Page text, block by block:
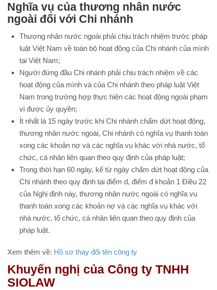
Nghĩa vụ của thương nhân nước
ngoài đối với Chi nhánh
Thương nhân nước ngoài phải chịu trách nhiệm trước pháp
luật Việt Nam về toàn bộ hoạt động của Chi nhánh của mình
tại Việt Nam;
Người đứng đầu Chi nhánh phải chịu trách nhiệm về các
hoạt động của mình và của Chi nhánh theo pháp luật Việt
Nam trong trường hợp thực hiện các hoạt động ngoài phạm
vi được ủy quyền;
Ít nhất là 15 ngày trước khi Chi nhánh chấm dứt hoạt động,
thương nhân nước ngoài, Chi nhánh có nghĩa vụ thanh toán
xong các khoản nợ và các nghĩa vụ khác với nhà nước, tổ
chức, cá nhân liên quan theo quy định của pháp luật;
Trong thời hạn 60 ngày, kể từ ngày chấm dứt hoạt động của
Chi nhánh theo quy định tại điểm d, điểm đ khoản 1 Điều 22
của Nghị định này, thương nhân nước ngoài có nghĩa vụ
thanh toán xong các khoản nợ và các nghĩa vụ khác với
nhà nước, tổ chức, cá nhân liên quan theo quy định của
pháp luật.
Xem thêm về: Hồ sơ thay đổi tên công ty
Khuyến nghị của Công ty TNHH
SIOLAW